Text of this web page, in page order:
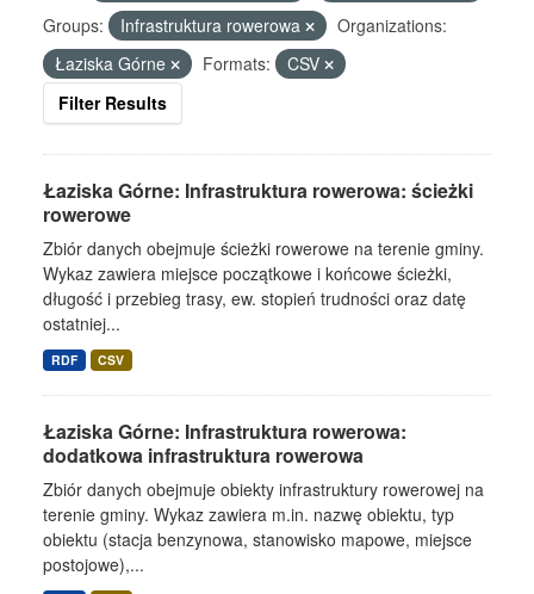
Groups:
Infrastruktura rowerowa
Organizations:
Łaziska Górne
Formats:
CSV
Filter Results
Łaziska Górne: Infrastruktura rowerowa: ścieżki
rowerowe
Zbiór danych obejmuje ścieżki rowerowe na terenie gminy.
Wykaz zawiera miejsce początkowe i końcowe ścieżki,
długość i przebieg trasy, ew. stopień trudności oraz datę
ostatniej...
RDF CSV
Łaziska Górne: Infrastruktura rowerowa:
dodatkowa infrastruktura rowerowa
Zbiór danych obejmuje obiekty infrastruktury rowerowej na
terenie gminy. Wykaz zawiera m.in. nazwę obiektu, typ
obiektu (stacja benzynowa, stanowisko mapowe, miejsce
postojowe),...